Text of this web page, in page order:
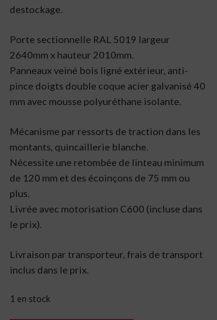
destockage.
Porte sectionnelle RAL 5019 largeur
2640mm x hauteur 2010mm.
Panneaux veiné bois ligné extérieur, anti-
pince doigts double coque acier galvanisé 40
mm avec mousse polyuréthane isolante.
Mécanisme par ressorts de traction dans les
montants, quincaillerie blanche.
Nécessite une retombée de linteau minimum
de 120 mm et des écoinçons de 75 mm ou
plus.
Livrée avec motorisation C600 (incluse dans
le prix).
Livraison par transporteur, frais de transport
inclus dans le prix.
1 en stock